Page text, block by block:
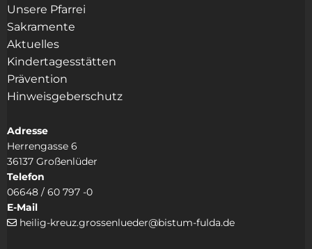
Unsere Pfarrei
Sakramente
Aktuelles
Kindertagesstätten
Prävention
Hinweisgeberschutz
Adresse
Herrengasse 6
36137 Großenlüder
Telefon
06648 / 60 797 -0
E-Mail
 heilig-kreuz.grossenlueder@bistum-fulda.de